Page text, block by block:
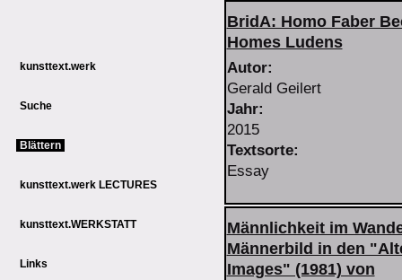
kunsttext.werk
Suche
Blättern
kunsttext.werk LECTURES
kunsttext.WERKSTATT
Links
BridA: Homo Faber
Homes Ludens
Autor:
Gerald Geilert
Jahr:
2015
Textsorte:
Essay
Männlichkeit im
Männerbild in den
Images" (1981) von